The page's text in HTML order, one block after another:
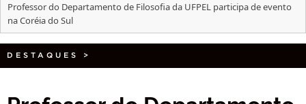
EDITAIS
INTERNACIONAL
OUVIDORIA
TELEFONES
Professor do Departamento de Filosofia da UFPEL participa de evento
na Coréia do Sul
DESTAQUES >